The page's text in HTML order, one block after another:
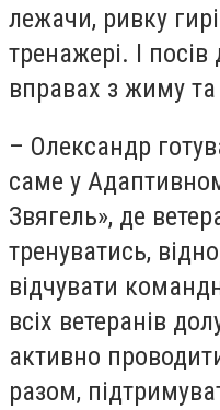
лежачи, ривку
тренажері. І
вправах з жиму та
– Олександр
саме у
Звягель», де
тренуватись,
відчувати
всіх ветеранів
активно
разом,